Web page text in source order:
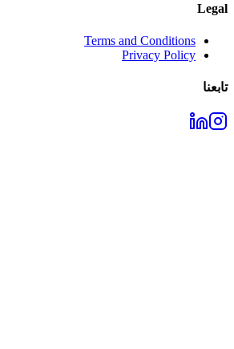
Legal
Terms and Conditions
Privacy Policy
تابعنا